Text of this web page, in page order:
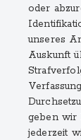
oder
unseres
Auskunft
geben wir
jederzeit